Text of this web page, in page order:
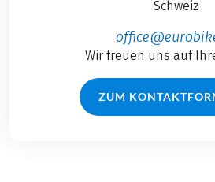
Schweiz
Wir freuen uns auf
ZUM